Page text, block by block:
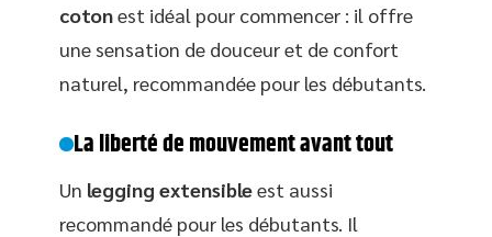
cotonest idéal pour commencer : il offre
une sensation de douceur et de confort
naturel, recommandée pour les débutants.
La liberté de mouvement avant tout
Un legging extensibleest aussi
recommandé pour les débutants. Il